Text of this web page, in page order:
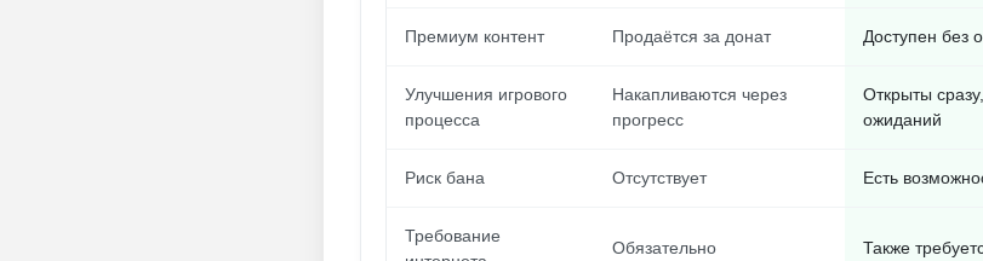
Премиум контент Продаётся за донат Доступен без
Улучшения игрового
процесса
Накапливаются через
прогресс
Открыты
ожиданий
Риск бана Отсутствует Есть
Требование
Обязательно Также